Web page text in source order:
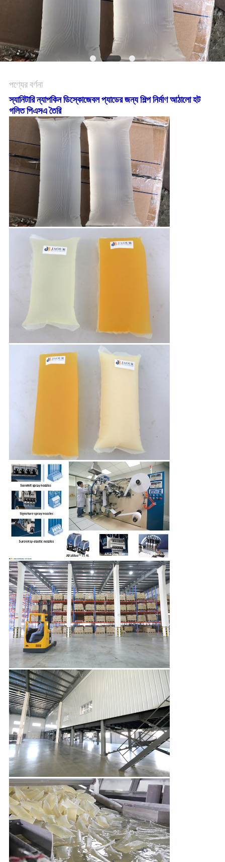
গোপনীয়তা
নীতি
পণ্যের বর্ণনা
স্যানিটারি ন্যাপকিন ডিস্কোজেবল প্যাডের জন্য শিল্প নির্মাণ আঠালো হট
গলিত পিএসএ তৈরি